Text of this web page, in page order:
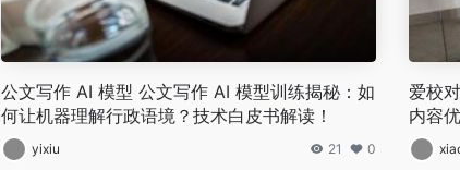
公文写作 AI 模型 公文写作 AI 模型训练揭秘：如
何让机器理解行政语境？技术白皮书解读！
yixiu 21 0
爱校
内容